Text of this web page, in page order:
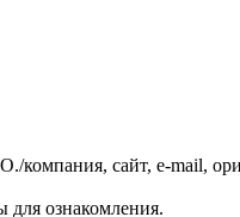
сайт, e-mail,
для ознакомления.